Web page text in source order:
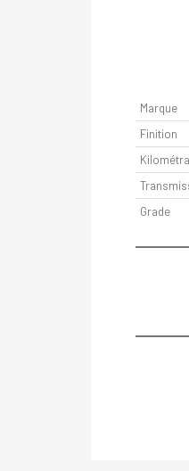
Marque
Finition
Grade